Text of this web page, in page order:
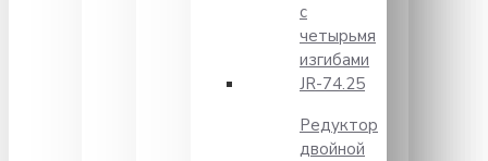
с
четырьмя
изгибами
JR-74.25
Редуктор
двойной